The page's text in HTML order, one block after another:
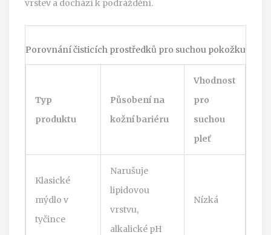
vrstev a dochází k podráždění.
Porovnání čisticích prostředků pro suchou pokožku
Typ
produktu
Působení na
kožní bariéru
Vhodnost
pro
suchou
pleť
Klasické
mýdlo v
tyčince
Narušuje
lipidovou
vrstvu,
alkalické pH
Nízká